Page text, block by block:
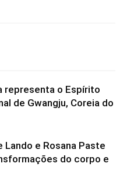
representa o Espírito
de Gwangju, Coreia do
Lando e Rosana Paste
do corpo e